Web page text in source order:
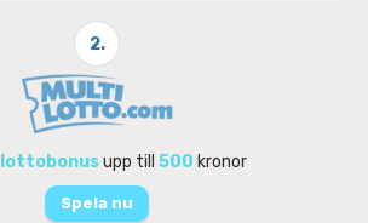
2.
lottobonusupp till 500 kronor
Spela nu